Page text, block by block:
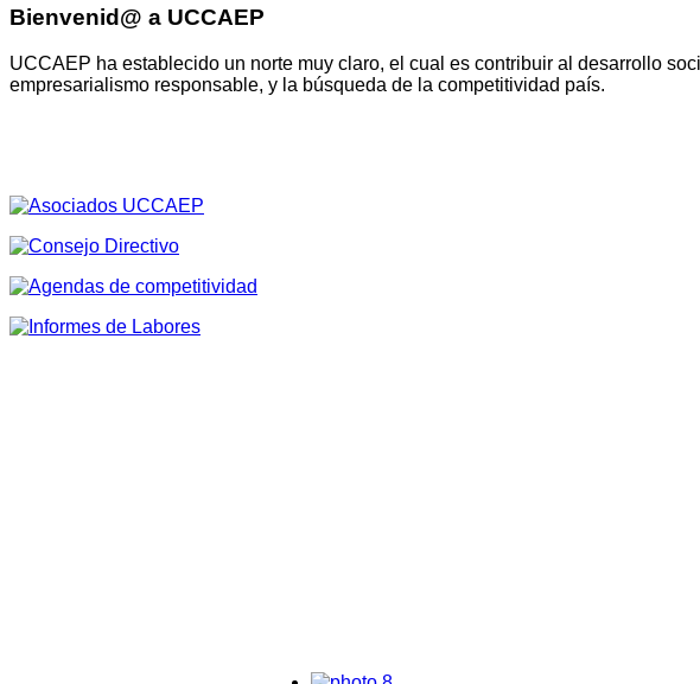
Bienvenid@ a UCCAEP
UCCAEP ha establecido un norte muy claro, el cual es contribuir al desarrollo
empresarialismo responsable, y la búsqueda de la competitividad país.